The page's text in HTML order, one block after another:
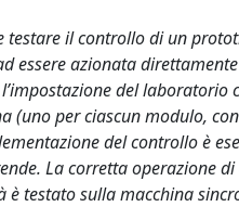
testare il controllo di un
essere azionata
del
(uno per ciascun modulo,
del controllo è
La corretta operazione
testato sulla macchina